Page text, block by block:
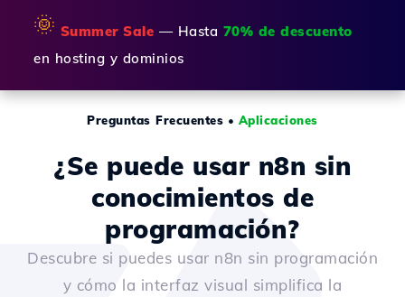
🌞 Summer Sale — Hasta 70% de descuento
en hosting y dominios
Preguntas Frecuentes • Aplicaciones
¿Se puede usar n8n sin
conocimientos de
programación?
Descubre si puedes usar n8n sin programación
y cómo la interfaz visual simplifica la